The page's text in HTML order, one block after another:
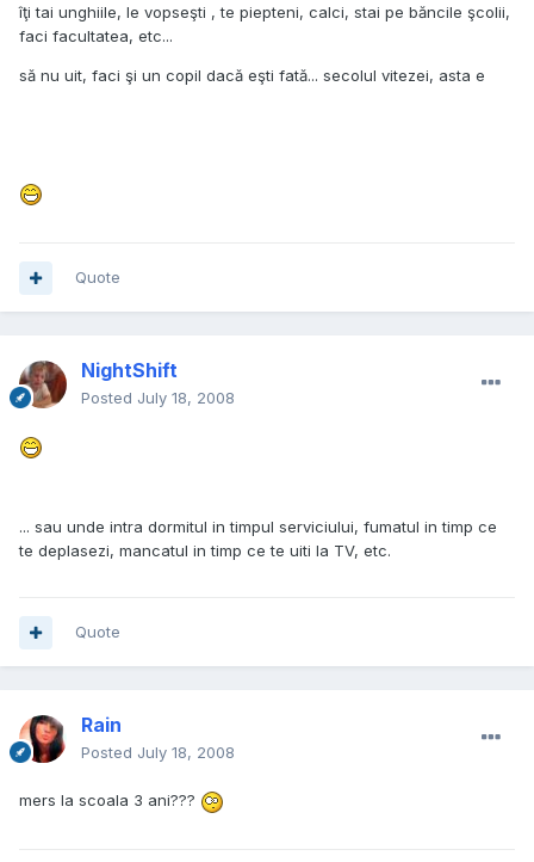
îţi tai unghiile, le vopseşti , te piepteni, calci, stai pe băncile şcolii,
faci facultatea, etc...
să nu uit, faci şi un copil dacă eşti fată... secolul vitezei, asta e
Quote
NightShift
Posted July 18, 2008
... sau unde intra dormitul in timpul serviciului, fumatul in timp ce
te deplasezi, mancatul in timp ce te uiti la TV, etc.
Quote
Rain
Posted July 18, 2008
mers la scoala 3 ani???